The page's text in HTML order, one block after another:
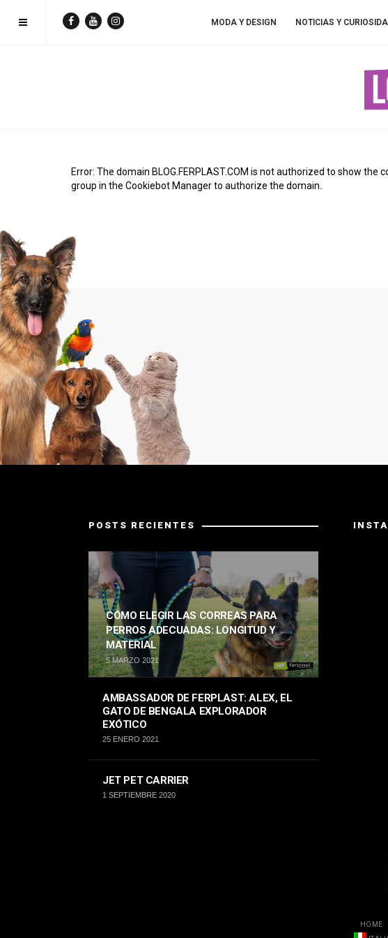
MODA Y DESIGN NOTICIAS Y
Error: The domain BLOG.FERPLAST.COM is not authorized to show
group in the Cookiebot Manager to authorize the domain.
POSTS RECIENTES
CÓMO ELEGIR LAS CORREAS PARA
PERROS ADECUADAS: LONGITUD Y
MATERIAL
5 MARZO 2021
AMBASSADOR DE FERPLAST: ALEX, EL
GATO DE BENGALA EXPLORADOR
EXÓTICO
25 ENERO 2021
JET PET CARRIER
1 SEPTIEMBRE 2020
HOME